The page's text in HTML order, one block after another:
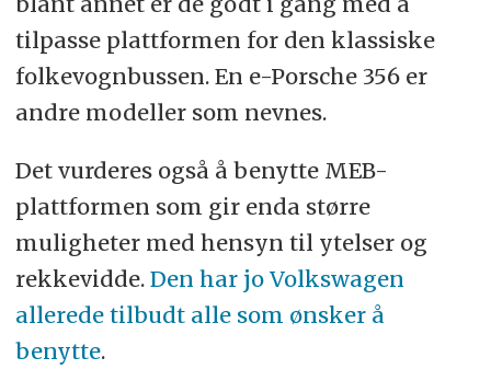
tilpasse plattformen for den klassiske
folkevognbussen. En e-Porsche 356 er
andre modeller som nevnes.
Det vurderes også å benytte MEB-
plattformen som gir enda større
muligheter med hensyn til ytelser og
rekkevidde. Den har jo Volkswagen
allerede tilbudt alle som ønsker å
benytte.